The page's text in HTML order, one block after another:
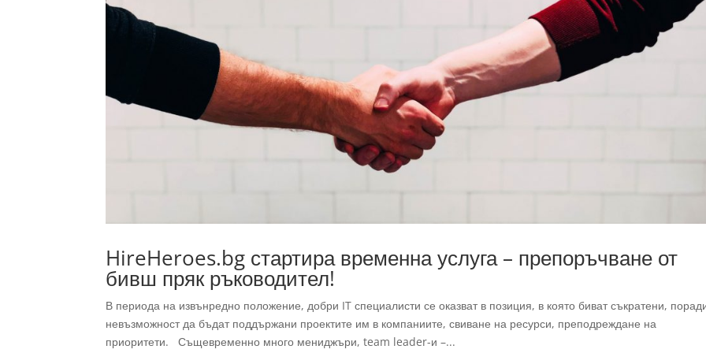
HireHeroes.bg стартира временна услуга – препоръчване от
бивш пряк ръководител!
В периода на извънредно положение, добри IT специалисти се оказват в позиция, в която биват съкратени,
невъзможност да бъдат поддържани проектите им в компаниите, свиване на ресурси, преподреждане на
приоритети. Същевременно много мениджъри, team leader-и –...